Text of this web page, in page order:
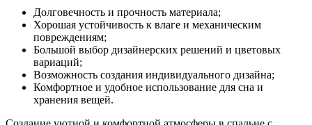
Долговечность и прочность материала;
Хорошая устойчивость к влаге и механическим
повреждениям;
Большой выбор дизайнерских решений и цветовых
вариаций;
Возможность создания индивидуального дизайна;
Комфортное и удобное использование для сна и
хранения вещей.